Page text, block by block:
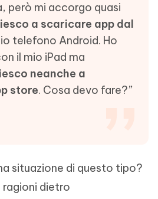
però mi accorgo quasi
a scaricare app dal
telefono Android. Ho
il mio iPad ma
neanche a
store. Cosa devo fare?”
situazione di questo tipo?
ragioni dietro